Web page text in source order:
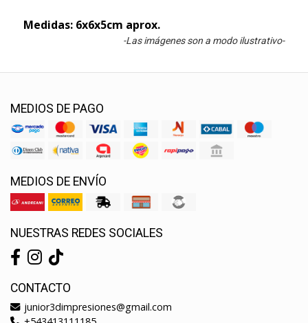
Medidas: 6x6x5cm aprox.
-Las imágenes son a modo ilustrativo-
MEDIOS DE PAGO
MEDIOS DE ENVÍO
NUESTRAS REDES SOCIALES
CONTACTO
junior3dimpresiones@gmail.com